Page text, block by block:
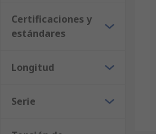
Certificaciones y
estándares
Longitud
Serie